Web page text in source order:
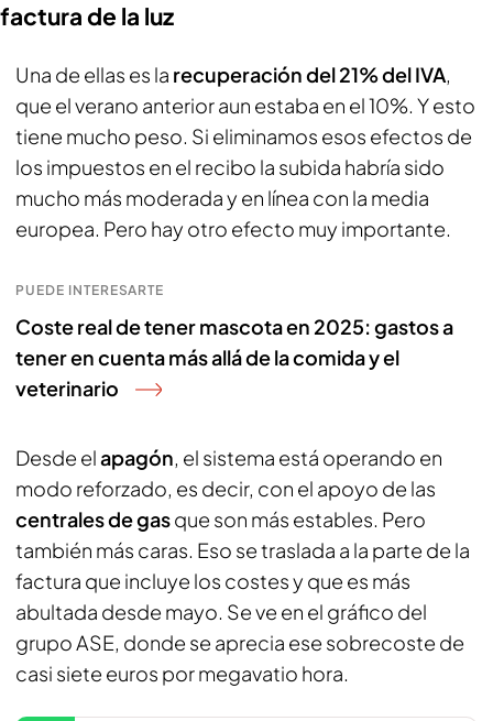
factura de la luz
Una de ellas es la recuperación del 21% del IVA,
que el verano anterior aun estaba en el 10%. Y esto
tiene mucho peso. Si eliminamos esos efectos de
los impuestos en el recibo la subida habría sido
mucho más moderada y en línea con la media
europea. Pero hay otro efecto muy importante.
PUEDE INTERESARTE
Coste real de tener mascota en 2025: gastos a
tener en cuenta más allá de la comida y el
veterinario
Desde elapagón, el sistema está operando en
modo reforzado, es decir, con el apoyo de las
centrales de gasque son más estables. Pero
también más caras. Eso se traslada a la parte de la
factura que incluye los costes y que es más
abultada desde mayo. Se ve en el gráfico del
grupo ASE, donde se aprecia ese sobrecoste de
casi siete euros por megavatio hora.